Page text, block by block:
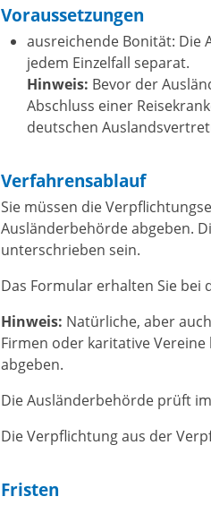
Voraussetzungen
ausreichende Bonität: Die
jedem Einzelfall separat.
Hinweis: Bevor der
Abschluss einer
deutschen
Verfahrensablauf
Sie müssen die
Ausländerbehörde abgeben.
unterschrieben sein.
Das Formular erhalten Sie bei
Hinweis: Natürliche, aber
Firmen oder karitative
abgeben.
Die Ausländerbehörde prüft
Die Verpflichtung aus der
Fristen